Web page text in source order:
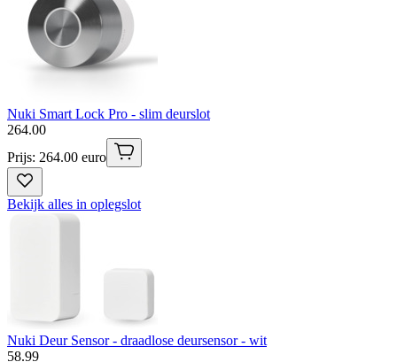
Nuki Smart Lock Pro - slim deurslot
264.00
Prijs: 264.00 euro
Bekijk alles in oplegslot
Nuki Deur Sensor - draadlose deursensor - wit
58.99